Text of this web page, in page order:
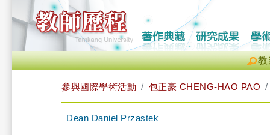
教
參與國際學術活動 包正豪 CHENG-HAO PAO
Dean Daniel Przastek